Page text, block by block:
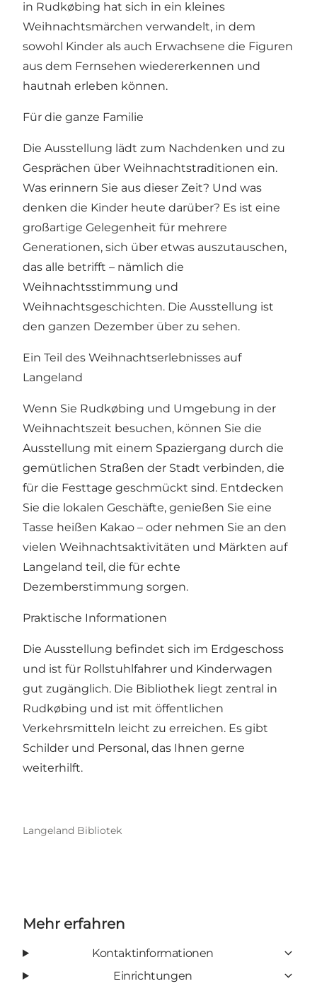
in Rudkøbing hat sich in ein kleines
Weihnachtsmärchen verwandelt, in dem
sowohl Kinder als auch Erwachsene die Figuren
aus dem Fernsehen wiedererkennen und
hautnah erleben können.
Für die ganze Familie
Die Ausstellung lädt zum Nachdenken und zu
Gesprächen über Weihnachtstraditionen ein.
Was erinnern Sie aus dieser Zeit? Und was
denken die Kinder heute darüber? Es ist eine
großartige Gelegenheit für mehrere
Generationen, sich über etwas auszutauschen,
das alle betrifft – nämlich die
Weihnachtsstimmung und
Weihnachtsgeschichten. Die Ausstellung ist
den ganzen Dezember über zu sehen.
Ein Teil des Weihnachtserlebnisses auf
Langeland
Wenn Sie Rudkøbing und Umgebung in der
Weihnachtszeit besuchen, können Sie die
Ausstellung mit einem Spaziergang durch die
gemütlichen Straßen der Stadt verbinden, die
für die Festtage geschmückt sind. Entdecken
Sie die lokalen Geschäfte, genießen Sie eine
Tasse heißen Kakao – oder nehmen Sie an den
vielen Weihnachtsaktivitäten und Märkten auf
Langeland teil, die für echte
Dezemberstimmung sorgen.
Praktische Informationen
Die Ausstellung befindet sich im Erdgeschoss
und ist für Rollstuhlfahrer und Kinderwagen
gut zugänglich. Die Bibliothek liegt zentral in
Rudkøbing und ist mit öffentlichen
Verkehrsmitteln leicht zu erreichen. Es gibt
Schilder und Personal, das Ihnen gerne
weiterhilft.
Langeland Bibliotek
Mehr erfahren
Kontaktinformationen
Einrichtungen